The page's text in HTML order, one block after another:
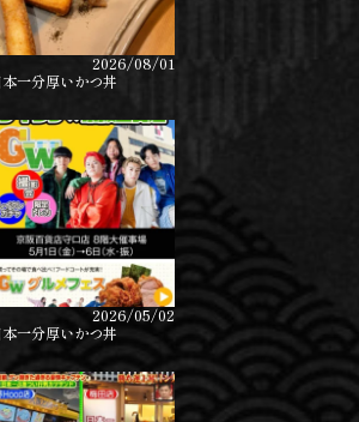
2026/08/01
本一分厚いかつ丼
2026/05/02
本一分厚いかつ丼